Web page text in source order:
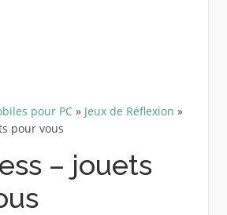
pour PC» Jeux de Réflexion »
pour vous
– jouets